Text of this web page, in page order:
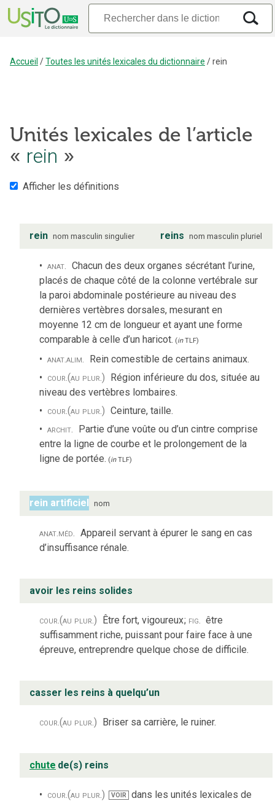
Accueil /Toutes les unités lexicales du dictionnaire /rein
Unités lexicales de l’article
« rein »
Afficher les définitions
rein nom masculin singulier reins nom masculin pluriel
anat. Chacun des deux organes sécrétant l’urine,
placés de chaque côté de la colonne vertébrale sur
la paroi abdominale postérieure au niveau des
dernières vertèbres dorsales, mesurant en
moyenne 12 cm de longueur et ayant une forme
comparable à celle d’un haricot. (inTLF)
anat.alim. Rein comestible de certains animaux.
cour.(au plur.) Région inférieure du dos, située au
niveau des vertèbres lombaires.
cour.(au plur.) Ceinture, taille.
archit. Partie d’une voûte ou d’un cintre comprise
entre la ligne de courbe et le prolongement de la
ligne de portée. (inTLF)
rein artificiel nom
anat.méd. Appareil servant à épurer le sang en cas
d’insuffisance rénale.
avoir les reins solides
cour.(au plur.) Être fort, vigoureux; fig. être
suffisamment riche, puissant pour faire face à une
épreuve, entreprendre quelque chose de difficile.
casser les reins à quelqu’un
cour.(au plur.) Briser sa carrière, le ruiner.
chute de(s) reins
cour.(au plur.) VOIR dans les unités lexicales de